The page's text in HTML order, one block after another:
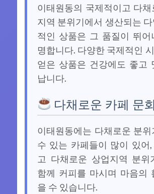
이태원동의 국제적이고 다
지역 분위기에서 생산되는
적인 상품은 그 품질이 뛰어
명합니다. 다양한 국제적인
얻은 상품은 건강에도 좋고
납니다.
다채로운 카페 문
이태원동에는 다채로운 분
수 있는 카페들이 많이 있어,
고 다채로운 상업지역 분위
함께 커피를 마시며 마음의
을 수 있습니다.